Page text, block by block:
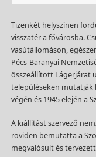
Tizenkét helyszínen
visszatér a fővárosba.
vasútállomáson,
Pécs-Baranyai
összeállított Lágerjárat
településeken mutatják
végén és 1945 elején a
A kiállítást szervező
röviden bemutatta a
megvalósult és